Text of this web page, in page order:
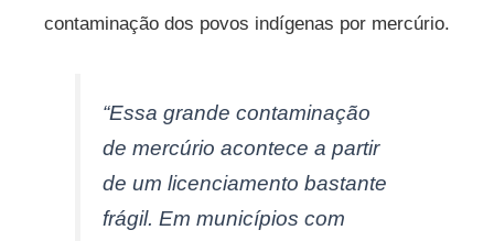
contaminação dos povos indígenas por mercúrio.
“Essa grande contaminação
de mercúrio acontece a partir
de um licenciamento bastante
frágil. Em municípios com